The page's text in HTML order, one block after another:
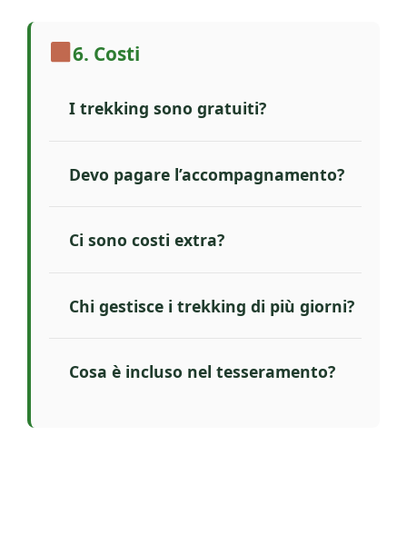
6. Costi
I trekking sono gratuiti?
Devo pagare l’accompagnamento?
Ci sono costi extra?
Chi gestisce i trekking di più giorni?
Cosa è incluso nel tesseramento?